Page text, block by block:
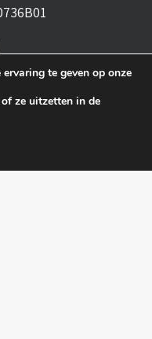
te geven op onze
ze uitzetten in de